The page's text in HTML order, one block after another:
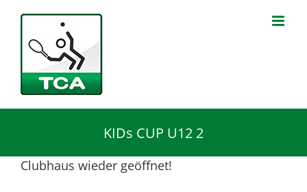
springen
KIDs CUP U12 2
Clubhaus wieder geöffnet!